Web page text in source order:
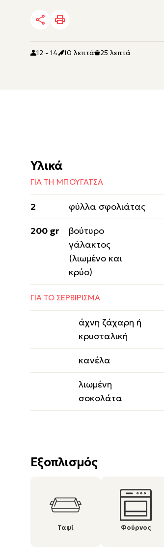
12 - 14 10 λεπτά 25 λεπτά
Υλικά
ΓΙΑ ΤΗ ΜΠΟΥΓΑΤΣΑ
2 φύλλα σφολιάτας
200 gr
βούτυρο
γάλακτος
(λιωμένο και
κρύο)
ΓΙΑ ΤΟ ΣΕΡΒΙΡΙΣΜΑ
άχνη ζάχαρη ή
κρυσταλική
κανέλα
λιωμένη
σοκολάτα
Εξοπλισμός
Ταψί Φούρνος